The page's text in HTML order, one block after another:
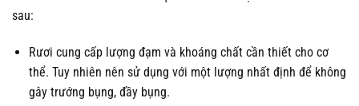
sau:
Rươi cung cấp lượng đạm và khoáng chất cần thiết cho cơ
thể. Tuy nhiên nên sử dụng với một lượng nhất định để không
gây trướng bụng, đầy bụng.